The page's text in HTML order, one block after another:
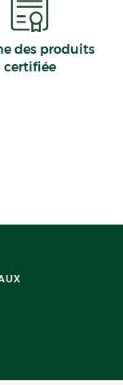
des produits
certifiée